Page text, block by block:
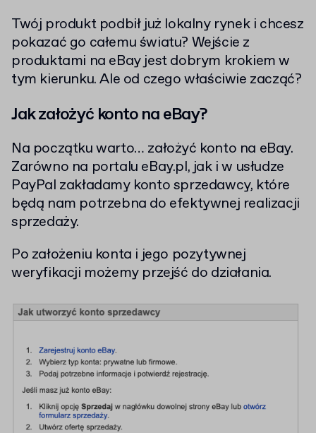
Twój produkt podbił już lokalny rynek i chcesz
pokazać go całemu światu? Wejście z
produktami na eBay jest dobrym krokiem w
tym kierunku. Ale od czego właściwie zacząć?
Jak założyć konto na eBay?
Na początku warto… założyć konto na eBay.
Zarówno na portalu eBay.pl, jak i w usłudze
PayPal zakładamy konto sprzedawcy, które
będą nam potrzebna do efektywnej realizacji
sprzedaży.
Po założeniu konta i jego pozytywnej
weryfikacji możemy przejść do działania.